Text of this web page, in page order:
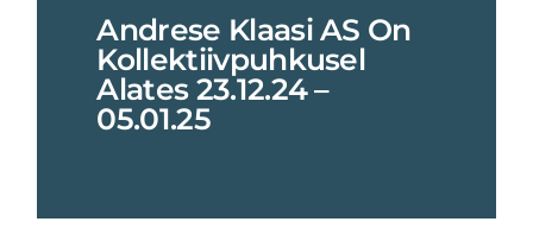
Andrese Klaasi AS On
Kollektiivpuhkusel
Alates 23.12.24 –
05.01.25